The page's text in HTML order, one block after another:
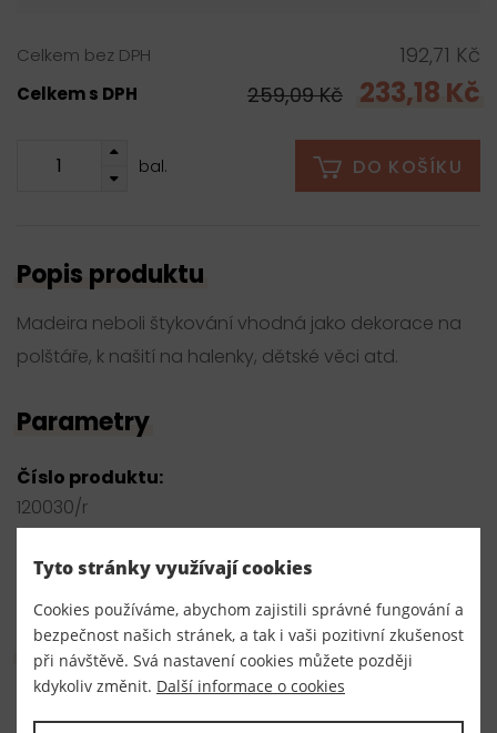
Celkem bez DPH 192,71 Kč
Celkem s DPH 259,09 Kč 233,18 Kč
bal. DO KOŠÍKU
Popis produktu
Madeira neboli štykování vhodná jako dekorace na
polštáře, k našití na halenky, dětské věci atd.
Parametry
Číslo produktu:
120030/r
Dodavatel
TKACZIK s.r.o.
Složení
složení 65% polyester 35% bavlna
Tyto stránky využívají cookies
Cookies používáme, abychom zajistili správné fungování a
bezpečnost našich stránek, a tak i vaši pozitivní zkušenost
při návštěvě. Svá nastavení cookies můžete později
kdykoliv změnit. Další informace o cookies